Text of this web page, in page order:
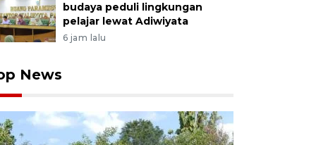
budaya peduli lingkungan
pelajar lewat Adiwiyata
6 jam lalu
News